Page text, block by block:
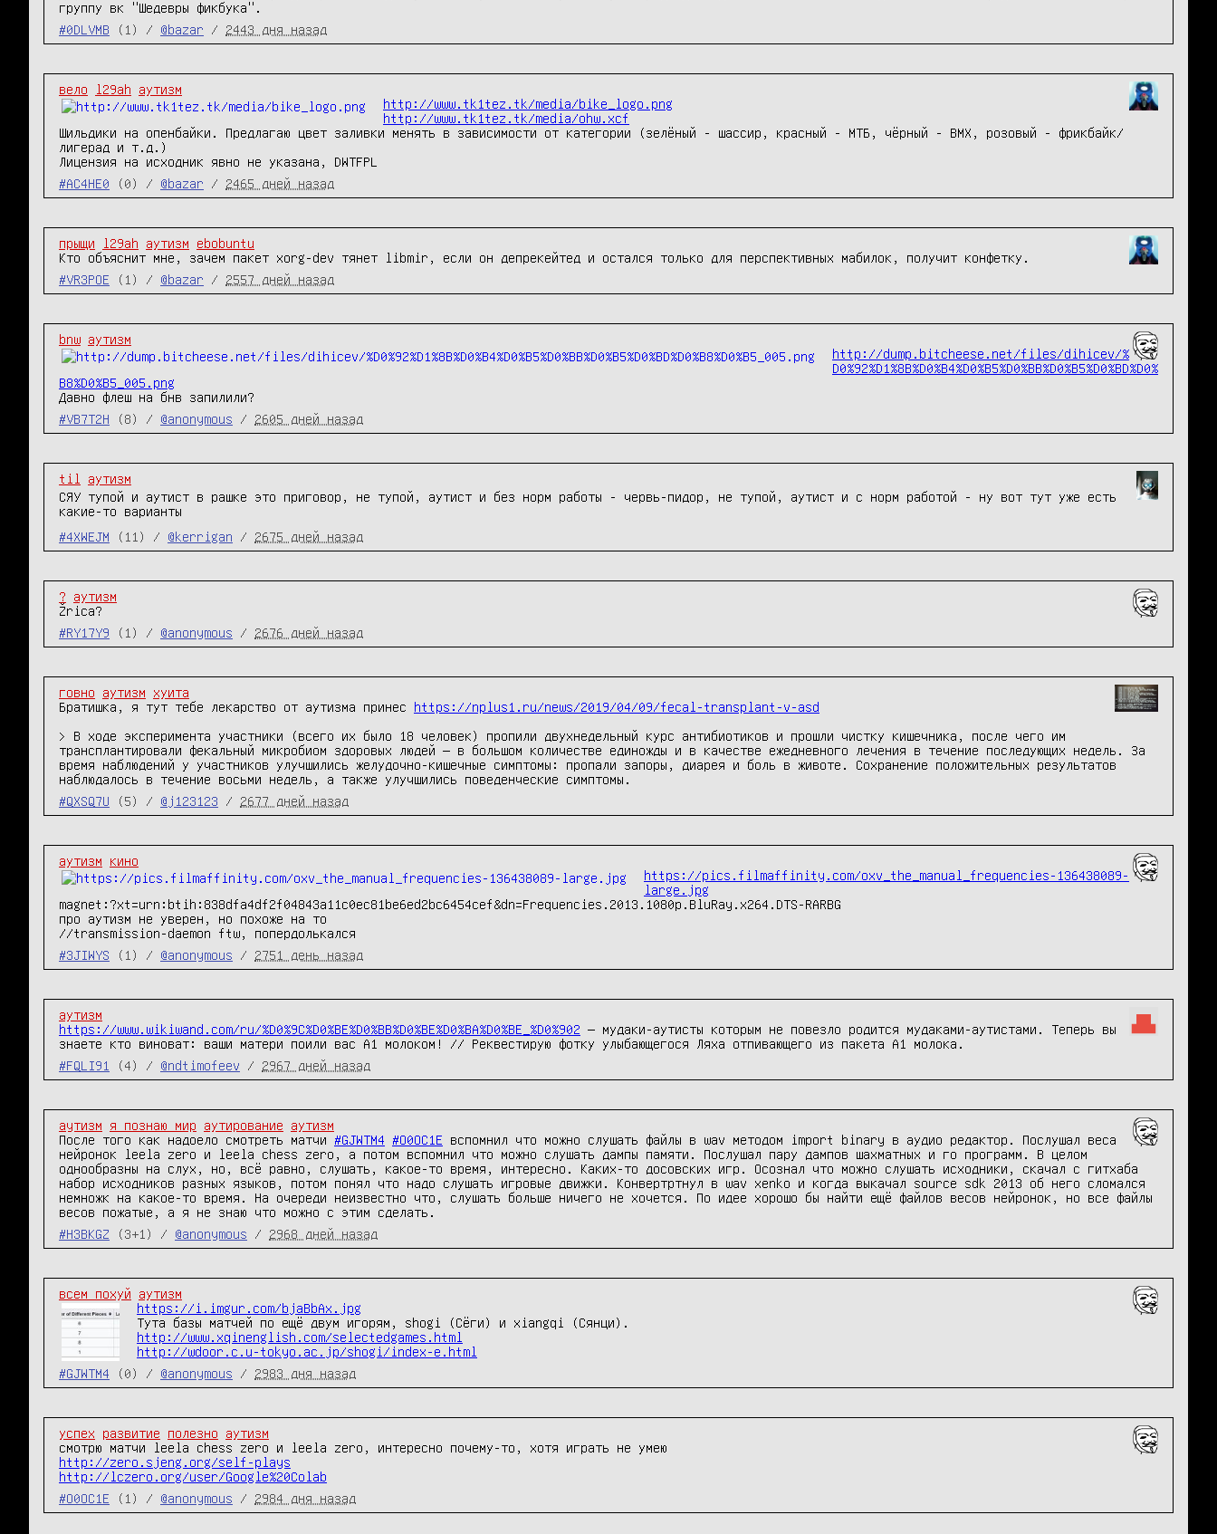
группу вк "Шедевры фикбука".
#0DLVMB
(1) / @bazar / 2443 дня назад
вело l29ah
аутизм
http://www.tk1tez.tk/media/bike_logo.png
http://www.tk1tez.tk/media/ohw.xcf
Шильдики на опенбайки. Предлагаю цвет заливки менять в зависимости от категории (зелёный - шассир, красный - МТБ, чёрный - BMX, розовый - фрикбайк/
лигерад и т.д.)
Лицензия на исходник явно не указана, DWTFPL
#AC4HE0
(0) / @bazar / 2465 дней назад
прыщи l29ah аутизм
ebobuntu
Кто объяснит мне, зачем пакет xorg-dev тянет libmir, если он депрекейтед и остался только для перспективных мабилок, получит конфетку.
#VR3POE
(1) / @bazar / 2557 дней назад
bnw аутизм
http://dump.bitcheese.net/files/dihicev/%
D0%92%D1%8B%D0%B4%D0%B5%D0%BB%D0%B5%D0%BD%D0%
B8%D0%B5_005.png
Давно флеш на бнв запилили?
#VB7T2H
(8) / @anonymous / 2605 дней назад
til
аутизм
СЯУ тупой и аутист в рашке это приговор, не тупой, аутист и без норм работы - червь-пидор, не тупой, аутист и с норм работой - ну вот тут уже есть
какие-то варианты
#4XWEJM
(11) / @kerrigan / 2675 дней назад
?
аутизм
Žrica?
#RY17Y9
(1) / @anonymous / 2676 дней назад
говно аутизм
хуита
Братишка, я тут тебе лекарство от аутизма принес https://nplus1.ru/news/2019/04/09/fecal-transplant-v-asd
> В ходе эксперимента участники (всего их было 18 человек) пропили двухнедельный курс антибиотиков и прошли чистку кишечника, после чего им
трансплантировали фекальный микробиом здоровых людей — в большом количестве единожды и в качестве ежедневного лечения в течение последующих недель. За
время наблюдений у участников улучшились желудочно-кишечные симптомы: пропали запоры, диарея и боль в животе. Сохранение положительных результатов
наблюдалось в течение восьми недель, а также улучшились поведенческие симптомы.
#QXSQ7U
(5) / @j123123 / 2677 дней назад
аутизм
кино
https://pics.filmaffinity.com/oxv_the_manual_frequencies-136438089-
large.jpg
magnet:?xt=urn:btih:838dfa4df2f04843a11c0ec81be6ed2bc6454cef&dn=Frequencies.2013.1080p.BluRay.x264.DTS-RARBG
про аутизм не уверен, но похоже на то
//transmission-daemon ftw, попердолькался
#3JIWYS
(1) / @anonymous / 2751 день назад
аутизм
https://www.wikiwand.com/ru/%D0%9C%D0%BE%D0%BB%D0%BE%D0%BA%D0%BE_%D0%902 — мудаки-аутисты которым не повезло родится мудаками-аутистами. Теперь вы
знаете кто виноват: ваши матери поили вас A1 молоком! // Реквестирую фотку улыбающегося Ляха отпивающего из пакета A1 молока.
#FQLI91
(4) / @ndtimofeev / 2967 дней назад
аyтизм я познаю мир аутирование
аутизм
После того как надоело смотреть матчи #GJWTM4 #O0OC1E вспомнил что можно слушать файлы в wav методом import binary в аудио редактор. Послушал веса
нейронок leela zero и leela chess zero, а потом вспомнил что можно слушать дампы памяти. Послушал пару дампов шахматных и го программ. В целом
однообразны на слух, но, всё равно, слушать, какое-то время, интересно. Каких-то досовских игр. Осознал что можно слушать исходники, скачал с гитхаба
набор исходников разных языков, потом понял что надо слушать игровые движки. Конвертртнул в wav xenko и когда выкачал source sdk 2013 об него сломался
немножк на какое-то время. На очереди неизвестно что, слушать больше ничего не хочется. По идее хорошо бы найти ещё файлов весов нейронок, но все файлы
весов пожатые, а я не знаю что можно с этим сделать.
#H3BKGZ
(3+1) / @anonymous / 2968 дней назад
всем похуй
аутизм
https://i.imgur.com/bjaBbAx.jpg
http://www.xqinenglish.com/selectedgames.html
http://wdoor.c.u-tokyo.ac.jp/shogi/index-e.html
#GJWTM4
(0) / @anonymous / 2983 дня назад
успех развитие полезно
аутизм
http://zero.sjeng.org/self-plays
http://lczero.org/user/Google%20Colab
#O0OC1E
(1) / @anonymous / 2984 дня назад